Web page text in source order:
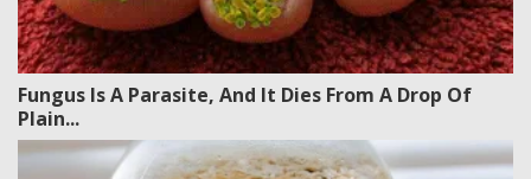
Fungus Is A Parasite, And It Dies From A Drop Of
Plain...